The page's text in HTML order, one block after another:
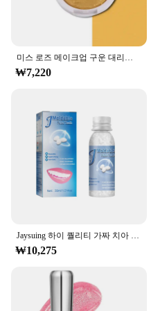
미스 로즈 메이크업 구운 대리석 진주 화이트 실버 골드 하이라이터, 하이라이트 브라이트닝 파우더 하이라이터, 글로스 메이크업
₩7,220
Jaysuing 하이 퀄리티 가짜 치아 젤, 누락 및 부러진 치아를 임시로 채우거나 고치는 데 사용할 수 있는 접착제 판매
₩10,275